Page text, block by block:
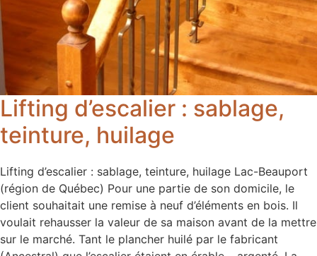
Lifting d’escalier : sablage,
teinture, huilage
Lifting d’escalier : sablage, teinture, huilage Lac-Beauport
(région de Québec) Pour une partie de son domicile, le
client souhaitait une remise à neuf d’éléments en bois. Il
voulait rehausser la valeur de sa maison avant de la mettre
sur le marché. Tant le plancher huilé par le fabricant